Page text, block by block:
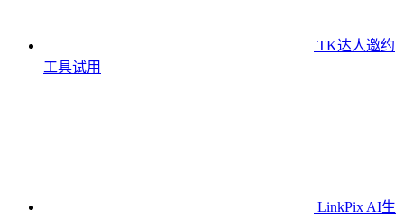
TK达人邀约
工具试用
LinkPix AI生